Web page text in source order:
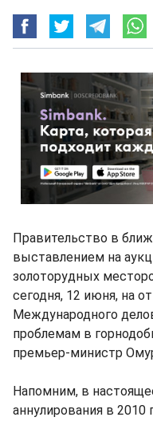
Правительство в
выставлением на
золоторудных
сегодня, 12 июня, на
Международного
проблемам в
премьер-министр
Напомним, в
аннулирования в 2010